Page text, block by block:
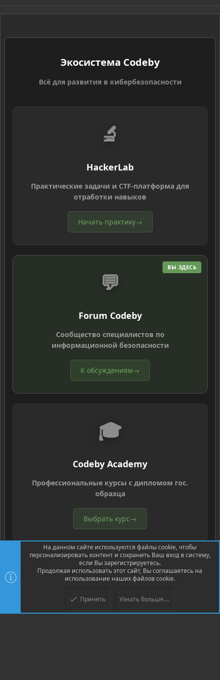
S
Экосистема Codeby
Всё для развития в кибербезопасности
🔬
HackerLab
Практические задачи и CTF-платформа для
отработки навыков
Начать практику→
ВЫ ЗДЕСЬ
💬
Forum Codeby
Сообщество специалистов по
информационной безопасности
К обсуждениям→
🎓
Codeby Academy
Профессиональные курсы с дипломом гос.
образца
Выбрать курс→
Community platform by XenForo ® © 2010-2026 XenForo Ltd.
© Jason Axelrod of 8WAYRUN
На данном сайте используются файлы cookie, чтобы
персонализировать контент и сохранить Ваш вход в систему,
если Вы зарегистрируетесь.
Продолжая использовать этот сайт, Вы соглашаетесь на
использование наших файлов cookie.
Принять Узнать больше....